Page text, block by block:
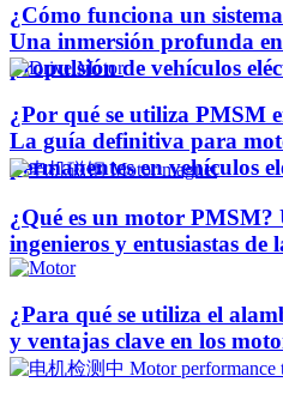
¿Cómo funciona un
Una inmersión profunda en
propulsión de vehículos
¿Por qué se utiliza PMSM
La guía definitiva para
permanentes en vehículos
¿Qué es un motor
ingenieros y entusiastas de
¿Para qué se utiliza el
y ventajas clave en los